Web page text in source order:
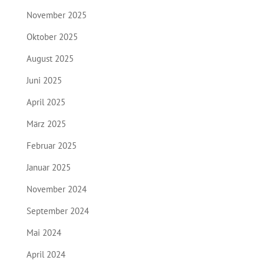
November 2025
Oktober 2025
August 2025
Juni 2025
April 2025
März 2025
Februar 2025
Januar 2025
November 2024
September 2024
Mai 2024
April 2024